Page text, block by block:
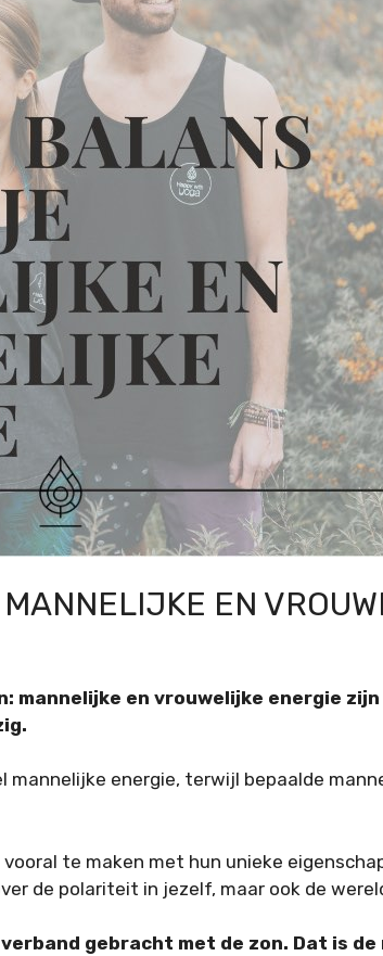
EN
mannelijke en vrouwelijke energie
mannelijke energie, terwijl bepaalde
te maken met hun unieke
de polariteit in jezelf, maar ook de
gebracht met de zon. Dat is de